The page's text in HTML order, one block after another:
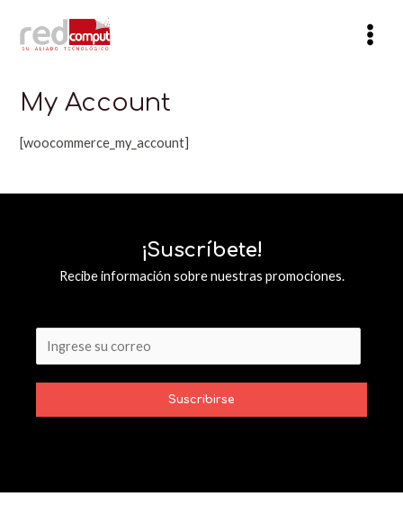
My Account
[woocommerce_my_account]
¡Suscríbete!
Recibe información sobre nuestras promociones.
Suscribirse